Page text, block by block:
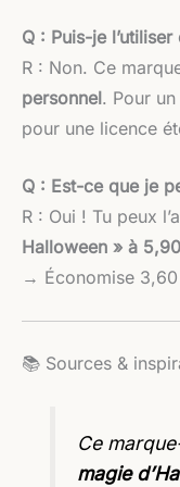
Q : Puis-je
R : Non. Ce
personnel. Pour
pour une licence
Q : Est-ce que je
R : Oui ! Tu peux
Halloween » à
→ Économise
📚 Sources &
Ce
magie